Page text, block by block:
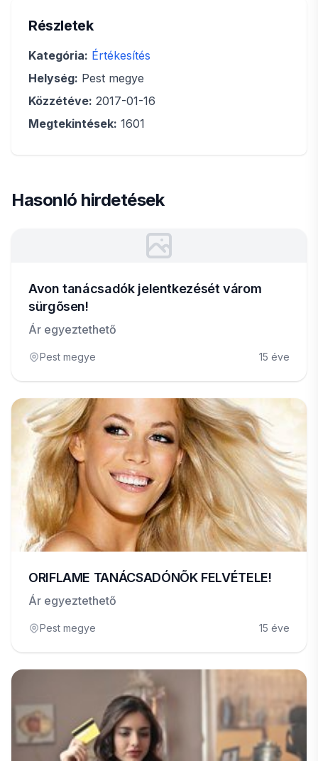
Részletek
Kategória: Értékesítés
Helység: Pest megye
Közzétéve: 2017-01-16
Megtekintések: 1601
Hasonló hirdetések
Avon tanácsadók jelentkezését várom
sürgõsen!
Ár egyeztethető
Pest megye 15 éve
ORIFLAME TANÁCSADÓNÕK FELVÉTELE!
Ár egyeztethető
Pest megye 15 éve